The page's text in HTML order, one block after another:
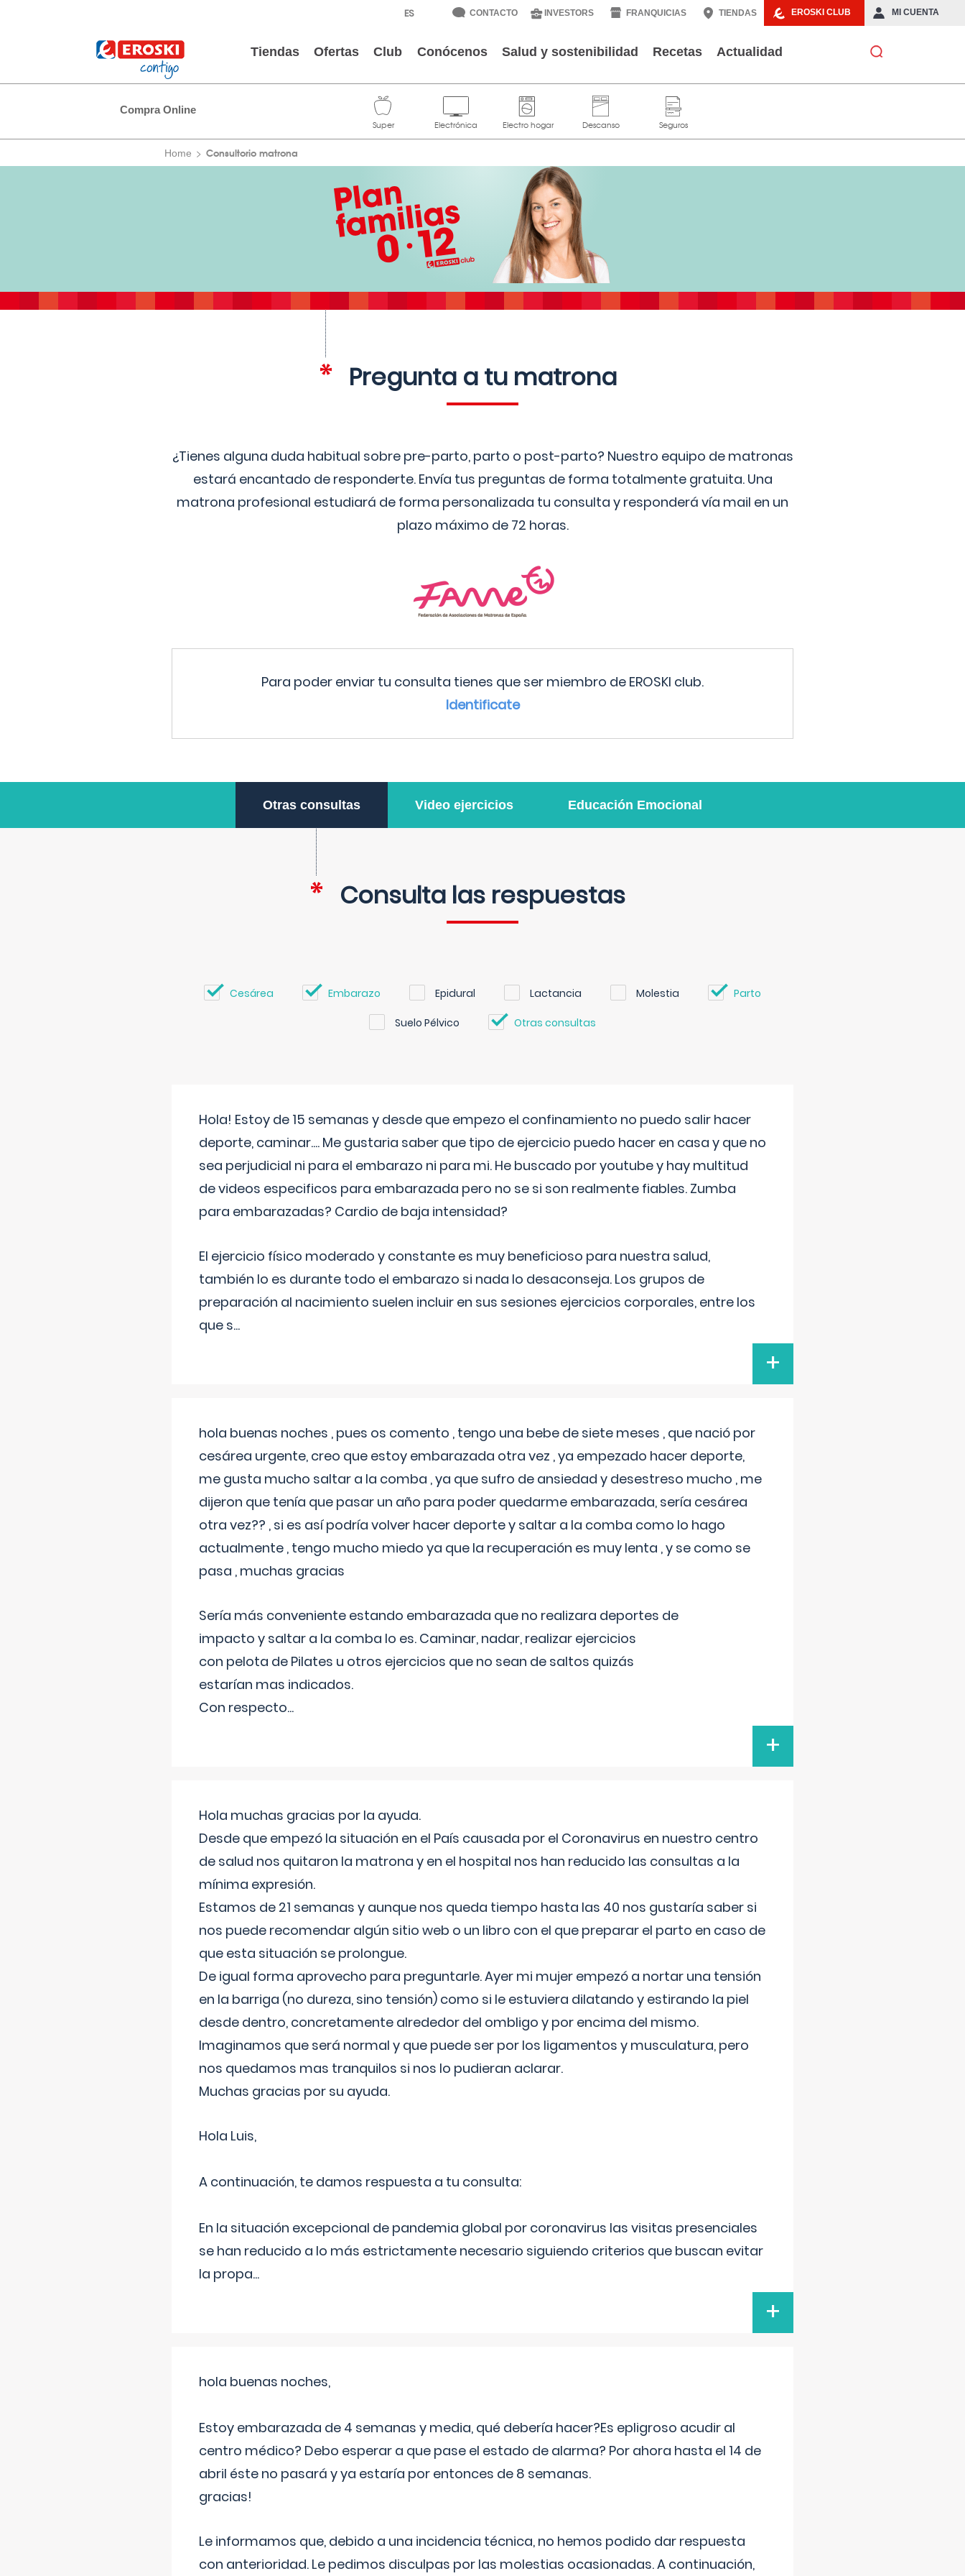
EROSKI CLUB MI CUENTA
CONTACTO INVESTORS FRANQUICIAS TIENDAS
Tiendas Ofertas Club Conócenos Salud y sostenibilidad Recetas Actualidad
Compra Online
Home Consultorio matrona
Pregunta a tu matrona
¿Tienes alguna duda habitual sobre pre-parto, parto o post-parto? Nuestro equipo de matronas
estará encantado de responderte. Envía tus preguntas de forma totalmente gratuita. Una
matrona profesional estudiará de forma personalizada tu consulta y responderá vía mail en un
plazo máximo de 72 horas.
Para poder enviar tu consulta tienes que ser miembro de EROSKI club.
Identificate
Otras consultas Video ejercicios Educación Emocional
Consulta las respuestas
Cesárea Embarazo Epidural Lactancia Molestia Parto
Suelo Pélvico Otras consultas
Hola! Estoy de 15 semanas y desde que empezo el confinamiento no puedo salir hacer
deporte, caminar.... Me gustaria saber que tipo de ejercicio puedo hacer en casa y que no
sea perjudicial ni para el embarazo ni para mi. He buscado por youtube y hay multitud
de videos especificos para embarazada pero no se si son realmente fiables. Zumba
para embarazadas? Cardio de baja intensidad?
El ejercicio físico moderado y constante es muy beneficioso para nuestra salud,
también lo es durante todo el embarazo si nada lo desaconseja. Los grupos de
preparación al nacimiento suelen incluir en sus sesiones ejercicios corporales, entre los
que s...
+
hola buenas noches , pues os comento , tengo una bebe de siete meses , que nació por
cesárea urgente, creo que estoy embarazada otra vez , ya empezado hacer deporte,
me gusta mucho saltar a la comba , ya que sufro de ansiedad y desestreso mucho , me
dijeron que tenía que pasar un año para poder quedarme embarazada, sería cesárea
otra vez?? , si es así podría volver hacer deporte y saltar a la comba como lo hago
actualmente , tengo mucho miedo ya que la recuperación es muy lenta , y se como se
pasa , muchas gracias
Sería más conveniente estando embarazada que no realizara deportes de
impacto y saltar a la comba lo es. Caminar, nadar, realizar ejercicios
con pelota de Pilates u otros ejercicios que no sean de saltos quizás
estarían mas indicados.
Con respecto...
+
Hola muchas gracias por la ayuda.
Desde que empezó la situación en el País causada por el Coronavirus en nuestro centro
de salud nos quitaron la matrona y en el hospital nos han reducido las consultas a la
mínima expresión.
Estamos de 21 semanas y aunque nos queda tiempo hasta las 40 nos gustaría saber si
nos puede recomendar algún sitio web o un libro con el que preparar el parto en caso de
que esta situación se prolongue.
De igual forma aprovecho para preguntarle. Ayer mi mujer empezó a nortar una tensión
en la barriga (no dureza, sino tensión) como si le estuviera dilatando y estirando la piel
desde dentro, concretamente alrededor del ombligo y por encima del mismo.
Imaginamos que será normal y que puede ser por los ligamentos y musculatura, pero
nos quedamos mas tranquilos si nos lo pudieran aclarar.
Muchas gracias por su ayuda.
Hola Luis,
A continuación, te damos respuesta a tu consulta:
En la situación excepcional de pandemia global por coronavirus las visitas presenciales
se han reducido a lo más estrictamente necesario siguiendo criterios que buscan evitar
la propa...
+
hola buenas noches,
Estoy embarazada de 4 semanas y media, qué debería hacer?Es epligroso acudir al
centro médico? Debo esperar a que pase el estado de alarma? Por ahora hasta el 14 de
abril éste no pasará y ya estaría por entonces de 8 semanas.
gracias!
Le informamos que, debido a una incidencia técnica, no hemos podido dar respuesta
con anterioridad. Le pedimos disculpas por las molestias ocasionadas. A continuación,